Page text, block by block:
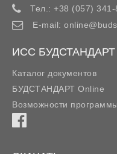
Тел.: +38 (057) 341-
E-mail:
ИСС БУДСТАНДАРТ
Каталог документов
БУДСТАНДАРТ Online
Возможности программы